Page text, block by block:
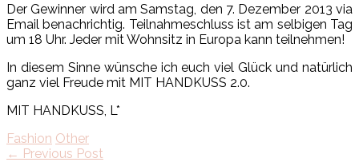
Der Gewinner wird am Samstag, den 7. Dezember 2013 via
Email benachrichtig. Teilnahmeschluss ist am selbigen Tag
um 18 Uhr. Jeder mit Wohnsitz in Europa kann teilnehmen!
In diesem Sinne wünsche ich euch viel Glück und natürlich
ganz viel Freude mit MIT HANDKUSS 2.0.
MIT HANDKUSS, L*
Fashion Other
← Previous Post